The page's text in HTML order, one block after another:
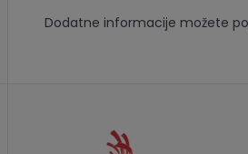
Dodatne informacije možete